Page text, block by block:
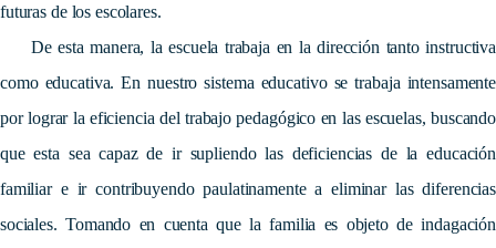
futuras de los escolares.
De esta manera, la escuela trabaja en la dirección tanto instructiva
como educativa. En nuestro sistema educativo se trabaja intensamente
por lograr la eficiencia del trabajo pedagógico en las escuelas, buscando
que esta sea capaz de ir supliendo las deficiencias de la educación
familiar e ir contribuyendo paulatinamente a eliminar las diferencias
sociales. Tomando en cuenta que la familia es objeto de indagación